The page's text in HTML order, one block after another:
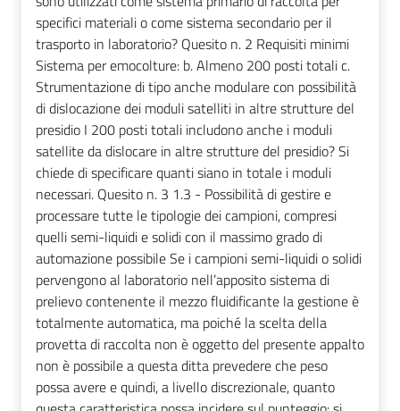
specifici materiali o come sistema secondario per il
trasporto in laboratorio? Quesito n. 2 Requisiti minimi
Sistema per emocolture: b. Almeno 200 posti totali c.
Strumentazione di tipo anche modulare con possibilità
di dislocazione dei moduli satelliti in altre strutture del
presidio I 200 posti totali includono anche i moduli
satellite da dislocare in altre strutture del presidio? Si
chiede di specificare quanti siano in totale i moduli
necessari. Quesito n. 3 1.3 - Possibilità di gestire e
processare tutte le tipologie dei campioni, compresi
quelli semi-liquidi e solidi con il massimo grado di
automazione possibile Se i campioni semi-liquidi o solidi
pervengono al laboratorio nell’apposito sistema di
prelievo contenente il mezzo fluidificante la gestione è
totalmente automatica, ma poiché la scelta della
provetta di raccolta non è oggetto del presente appalto
non è possibile a questa ditta prevedere che peso
possa avere e quindi, a livello discrezionale, quanto